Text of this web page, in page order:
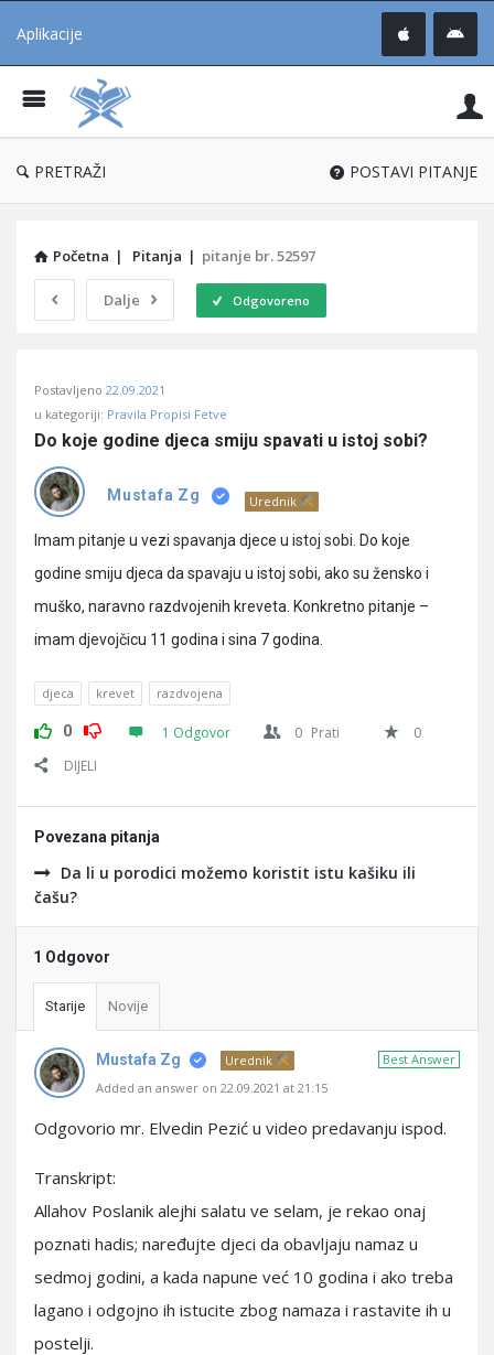
Aplikacije
®
PRETRAŽI POSTAVI PITANJE
Početna | Pitanja | pitanje br. 52597
Dalje Odgovoreno
Učene
Latest
Pitanja
Postavljeno 22.09.2021
u kategoriji: Pravila Propisi Fetve
Do koje godine djeca smiju spavati u istoj sobi?
Mustafa Zg Urednik
Imam pitanje u vezi spavanja djece u istoj sobi. Do koje
godine smiju djeca da spavaju u istoj sobi, ako su žensko i
muško, naravno razdvojenih kreveta. Konkretno pitanje –
imam djevojčicu 11 godina i sina 7 godina.
djeca krevet razdvojena
0 1 Odgovor 0 Prati
0
DIJELI
Povezana pitanja
Da li u porodici možemo koristit istu kašiku ili
čašu?
1 Odgovor
Starije Novije
Best Answer
Mustafa Zg
Urednik
Added an answer on 22.09.2021 at 21:15
Odgovorio mr. Elvedin Pezić u video predavanju ispod.
Transkript:
Allahov Poslanik alejhi salatu ve selam, je rekao onaj
poznati hadis; naređujte djeci da obavljaju namaz u
sedmoj godini, a kada napune već 10 godina i ako treba
lagano i odgojno ih istucite zbog namaza i rastavite ih u
postelji.